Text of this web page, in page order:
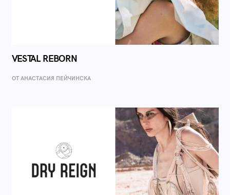
VESTAL REBORN
ОТ AНАСТАСИЯ ПЕЙЧИНСКА